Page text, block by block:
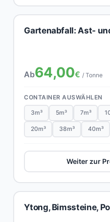
Gartenabfall: Ast-
Ab64,00€ / Tonne
CONTAINER AUSWÄHLEN
3m³ 5m³ 7m³
20m³ 38m³ 40m³
Weiter zur
Ytong, Bimssteine,